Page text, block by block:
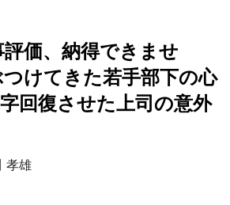
評価、納得できませ
けてきた若手部下の心
回復させた上司の意外
孝雄